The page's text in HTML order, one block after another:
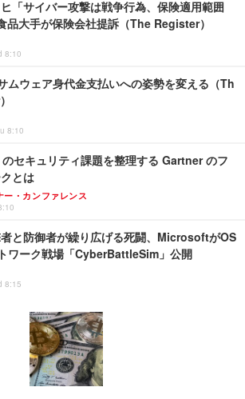
「サイバー攻撃は戦争行為、保険適用範囲
品大手が保険会社提訴（The Register）
8:10
ムウェア身代金支払いへの姿勢を変える（Th
8:10
セキュリティ課題を整理する Gartner のフ
とは
ー・カンファレンス
と防御者が繰り広げる死闘、MicrosoftがOS
ワーク戦場「CyberBattleSim」公開
8:15